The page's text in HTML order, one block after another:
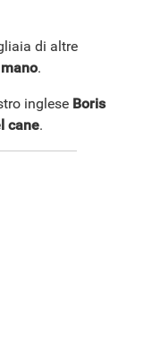
di altre
.
inglese Boris
cane.